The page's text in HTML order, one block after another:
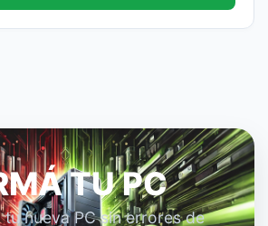
TU PC
nueva PC sin errores de